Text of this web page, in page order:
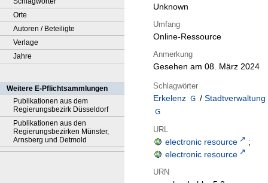
Orte
Autoren / Beteiligte
Verlage
Jahre
Weitere E-Pflichtsammlungen
Publikationen aus dem
Regierungsbezirk Düsseldorf
Publikationen aus den
Regierungsbezirken Münster,
Arnsberg und Detmold
Unknown
Umfang
Online-Ressource
Anmerkung
Gesehen am 08. März 2024
Schlagwörter
Erkelenz / Stadtverwaltung
URL
electronic resource
;
electronic resource
URN